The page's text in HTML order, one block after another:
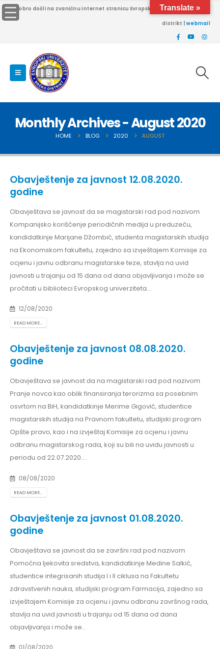
Dobro došli na zvaničnu internet stranicu Evropskog univerziteta Brčko
distrikt |webmail
Monthly Archives - August 2020
HOME BLOG 2020 AUGUST
Obavještenje za javnost 12.08.2020.
godine
Obavještava se javnost da se magistarski rad pod nazivom
Kompanijsko korišćenje periodičnih medija u preduzeću,
kandidatkinje Marijane Džombić, studenta magistarskih studija
na Ekonomskom fakultetu, zajedno sa izvještajem Komisije za
ocjenu i javnu odbranu magistarske teze, stavlja na uvid
javnosti u trajanju od 15 dana od dana objavljivanja i može se
pročitati u biblioteci Evropskog univerziteta...
12/08/2020
READ MORE...
Obavještenje za javnost 08.08.2020.
godine
Obavještava se javnost da na magistarski rad pod nazivom
Pranje novca kao oblik finansiranja terorizma sa posebnim
osvrtom na BiH, kandidatkinje Merime Gigović, studentice
magistarskih studija na Pravnom fakultetu, studijski program
Opšte pravo, kao i na izvještaj Komisije za ocjenu i javnu
odbranu magistarskog rada, koji su bili na uvidu javnosti u
periodu od 22.07.2020....
08/08/2020
READ MORE...
Obavještenje za javnost 01.08.2020.
godine
Obavještava se javnost da se završni rad pod nazivom
Pomoćna ljekovita sredstva, kandidatkinje Medine Salkić,
studentice integrisanih studija I i II ciklusa na Fakultetu
zdravstvenih nauka, studijski program Farmacija, zajedno sa
izvještajem Komisije za ocjenu i javnu odbranu završnog rada,
stavlja na uvid javnosti u trajanju od 15 dana od dana
objavljivanja i može se...
Translate »